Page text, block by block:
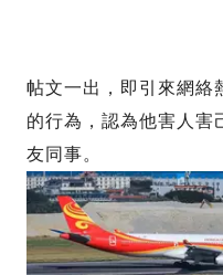
帖文一出，即引來網絡
的行為，認為他害人害
友同事。